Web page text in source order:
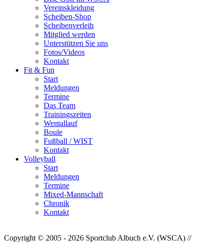
Vereinskleidung
Scheiben-Shop
Scheibenverleih
Mitglied werden
Unterstützen Sie uns
Fotos/Videos
Kontakt
Fit & Fun
Start
Meldungen
Termine
Das Team
Trainingszeiten
Wentallauf
Boule
Fußball / WIST
Kontakt
Volleyball
Start
Meldungen
Termine
Mixed-Mannschaft
Chronik
Kontakt
Copyright © 2005 - 2026 Sportclub Albuch e.V. (WSCA) //